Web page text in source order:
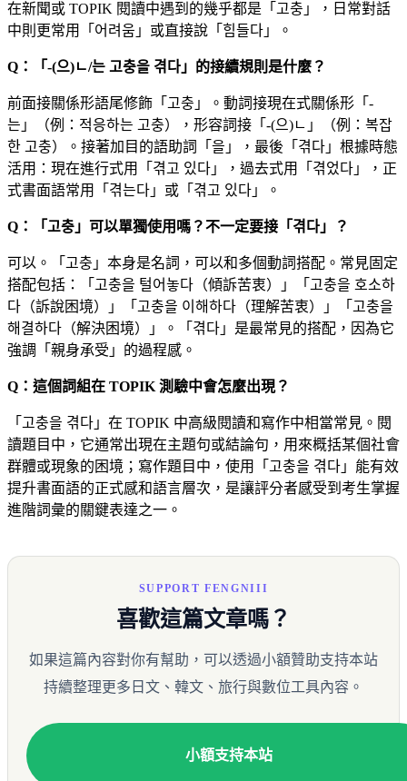
在新聞或 TOPIK 閱讀中遇到的幾乎都是「고충」，日常對話
中則更常用「어려움」或直接說「힘들다」。
Q：「-(으)ㄴ/는 고충을 겪다」的接續規則是什麼？
前面接關係形語尾修飾「고충」。動詞接現在式關係形「-
는」（例：적응하는 고충），形容詞接「-(으)ㄴ」（例：복잡
한 고충）。接著加目的語助詞「을」，最後「겪다」根據時態
活用：現在進行式用「겪고 있다」，過去式用「겪었다」，正
式書面語常用「겪는다」或「겪고 있다」。
Q：「고충」可以單獨使用嗎？不一定要接「겪다」？
可以。「고충」本身是名詞，可以和多個動詞搭配。常見固定
搭配包括：「고충을 털어놓다（傾訴苦衷）」「고충을 호소하
다（訴說困境）」「고충을 이해하다（理解苦衷）」「고충을
해결하다（解決困境）」。「겪다」是最常見的搭配，因為它
強調「親身承受」的過程感。
Q：這個詞組在 TOPIK 測驗中會怎麼出現？
「고충을 겪다」在 TOPIK 中高級閱讀和寫作中相當常見。閱
讀題目中，它通常出現在主題句或結論句，用來概括某個社會
群體或現象的困境；寫作題目中，使用「고충을 겪다」能有效
提升書面語的正式感和語言層次，是讓評分者感受到考生掌握
進階詞彙的關鍵表達之一。
SUPPORT FENGNIII
喜歡這篇文章嗎？
如果這篇內容對你有幫助，可以透過小額贊助支持本站
持續整理更多日文、韓文、旅行與數位工具內容。
小額支持本站